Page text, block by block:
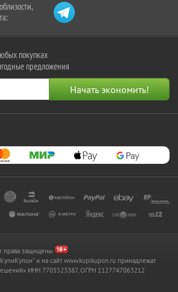
покупках
предложения
права защищены.
и на сайт www.kupikupon.ru принадлежат
ИНН 7705523387, ОГРН 1127747063212